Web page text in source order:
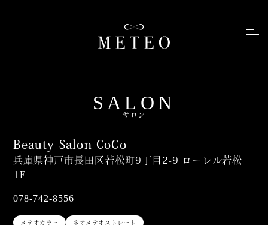
SALON
サロン
Beauty Salon CoCo
兵庫県神戸市長田区若松町9丁目2-9 ローレル若松
1F
078-742-8556
メテオカラー ネオメテオストレート